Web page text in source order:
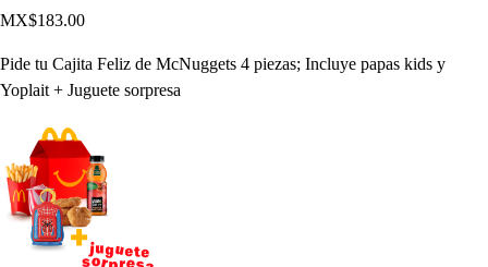
MX$183.00
Pide tu Cajita Feliz de McNuggets 4 piezas; Incluye papas kids y
Yoplait + Juguete sorpresa